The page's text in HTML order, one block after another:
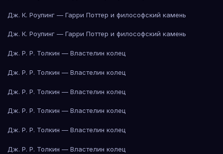
Дж. К. Роулинг — Гарри Поттер и философский камень
Дж. К. Роулинг — Гарри Поттер и философский камень
Дж. Р. Р. Толкин — Властелин колец
Дж. Р. Р. Толкин — Властелин колец
Дж. Р. Р. Толкин — Властелин колец
Дж. Р. Р. Толкин — Властелин колец
Дж. Р. Р. Толкин — Властелин колец
Дж. Р. Р. Толкин — Властелин колец